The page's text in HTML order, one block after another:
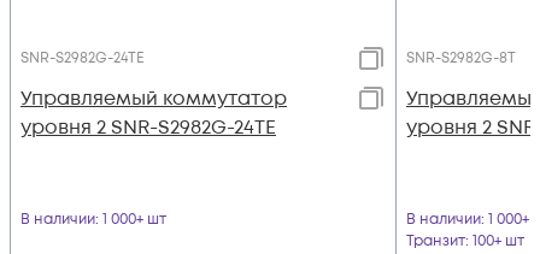
SNR-S2982G-24TE
Управляемый коммутатор
уровня 2 SNR-S2982G-24TE
В наличии: 1 000+ шт
SNR-S2982G-8T
уровня 2
В наличии: 1 000+
Транзит: 100+ шт